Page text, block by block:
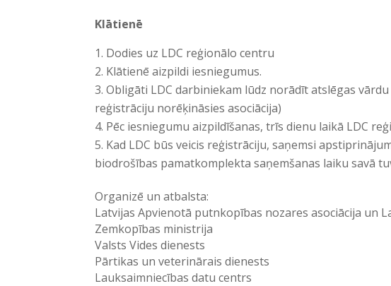
Klātienē
Dodies uz LDC reģionālo centru
Klātienē aizpildi iesniegumus.
Obligāti LDC darbiniekam lūdz norādīt atslēgas
reģistrāciju norēķināsies asociācija)
Pēc iesniegumu aizpildīšanas, trīs dienu laikā LDC
Kad LDC būs veicis reģistrāciju, saņemsi
biodrošības pamatkomplekta saņemšanas laiku savā
Organizē un atbalsta:
Latvijas Apvienotā putnkopības nozares asociācija un
Zemkopības ministrija
Valsts Vides dienests
Pārtikas un veterinārais dienests
Lauksaimniecības datu centrs